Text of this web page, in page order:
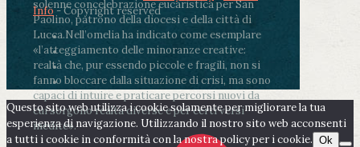
solenne concelebrazione eucaristica per San
Paolino, patrono della diocesi e della città di
Lucca.Nell’omelia ha indicato come esemplare
«l’atteggiamento delle minoranze creative:
realtà che, pur essendo piccole e fragili, non si
fanno bloccare dalla situazione di crisi, ma sono
capaci di intuire e praticare percorsi nuovi da
cui sorgono realtà diverse e per certi versi
inedite».
Info- Copyright reserved
Questo sito web utilizza i cookie solamente per migliorare la tua
esperienza di navigazione. Utilizzando il nostro sito web acconsenti
a tutti i cookie in conformità con la nostra policy per i cookie. Ok